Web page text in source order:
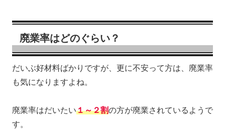
廃業率はどのぐらい？
だいぶ好材料ばかりですが、更に不安って方は、廃業率
も気になりますよね。
廃業率はだいたい１～２割の方が廃業されているようで
す。